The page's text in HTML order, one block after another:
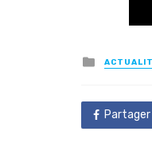
Posted
in
Partager